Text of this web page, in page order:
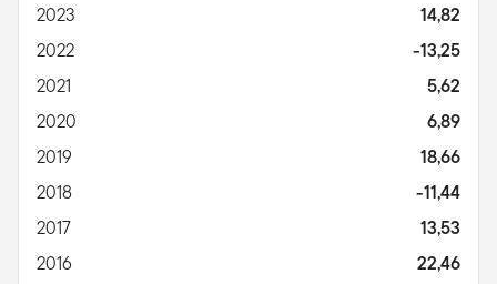
2023
14,82
2022
-13,25
2021
5,62
2020
6,89
2019
18,66
2018
-11,44
2017
13,53
2016
22,46